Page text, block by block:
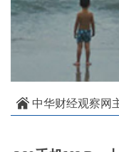
中华财经观察网